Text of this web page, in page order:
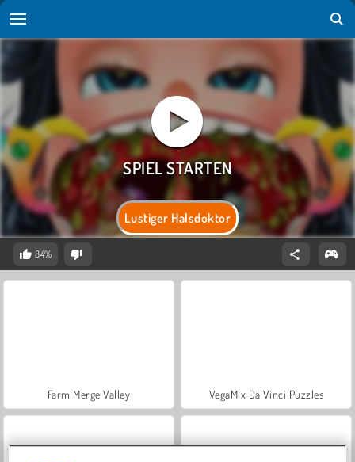
Lustiger Halsdoktor
84%
Farm Merge Valley VegaMix Da Vinci Puzzles